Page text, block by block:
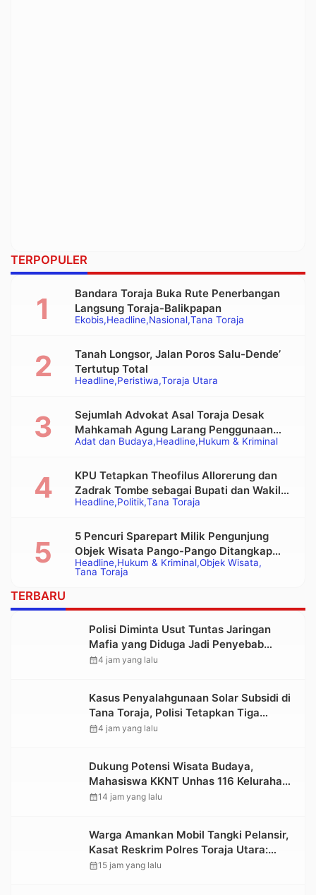
TERPOPULER
Ekobis Headline Nasional Tana Toraja
Bandara Toraja Buka Rute Penerbangan
Langsung Toraja-Balikpapan
Headline Peristiwa Toraja Utara
Tanah Longsor, Jalan Poros Salu-Dende’
Tertutup Total
Adat dan Budaya Headline Hukum & Kriminal
Sejumlah Advokat Asal Toraja Desak
Mahkamah Agung Larang Penggunaan
Alat Berat pada Eksekusi Rumah Adat
Headline Politik Tana Toraja
KPU Tetapkan Theofilus Allorerung dan
Zadrak Tombe sebagai Bupati dan Wakil
Bupati Tana Toraja Terpilih
Headline Hukum & Kriminal Objek Wisata
Tana Toraja
5 Pencuri Sparepart Milik Pengunjung
Objek Wisata Pango-Pango Ditangkap
Polisi
TERBARU
Polisi Diminta Usut Tuntas Jaringan
Mafia yang Diduga Jadi Penyebab
Kelangkaan BBM di Toraja
calendar_month4 jam yang lalu
Kasus Penyalahgunaan Solar Subsidi di
Tana Toraja, Polisi Tetapkan Tiga
Tersangka Baru
calendar_month4 jam yang lalu
Dukung Potensi Wisata Budaya,
Mahasiswa KKNT Unhas 116 Kelurahan
Nonongan Utara Pasang Papan
calendar_month14 jam yang lalu
Warga Amankan Mobil Tangki Pelansir,
Kasat Reskrim Polres Toraja Utara:
Proses Hukum Berjalan Transparan
calendar_month15 jam yang lalu